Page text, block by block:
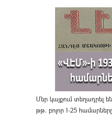
Մեր կայքում տեղադրել
թթ. բոլոր 1-25